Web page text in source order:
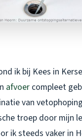
ik bij Kees in
afvoer compleet
van
troep door mijn
ik steeds vaker in